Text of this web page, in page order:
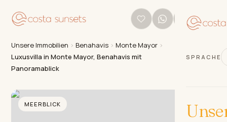
SPRACHE
Unsere Immobilien › Benahavis › Monte Mayor ›
Luxusvilla in Monte Mayor, Benahavis mit
Panoramablick
MEERBLICK